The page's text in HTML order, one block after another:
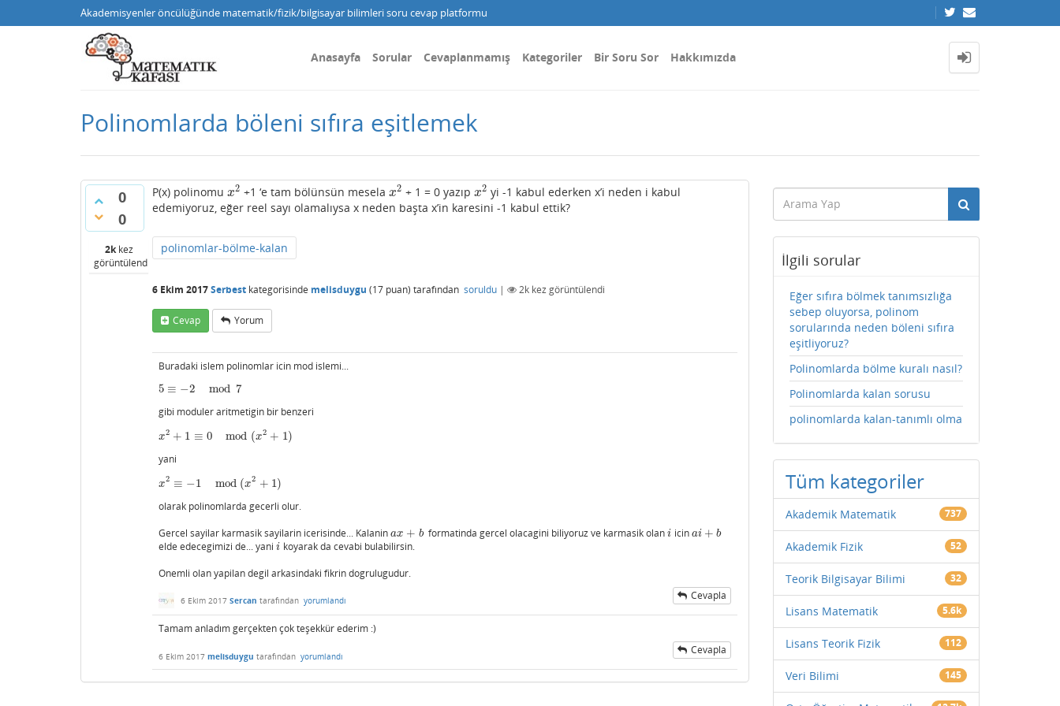
Akademisyenler öncülüğünde matematik/fizik/bilgisayar bilimleri soru cevap platformu
Anasayfa Sorular Cevaplanmamış Kategoriler Bir Soru Sor Hakkımızda
Polinomlarda böleni sıfıra eşitlemek
0
0
2kkez
görüntülendi
P(x) polinomu x2
x2 +1 ‘e tam bölünsün mesela x2
x2 + 1 = 0 yazıp x2
x2 yi -1 kabul ederken x’i neden i kabul
edemiyoruz, eğer reel sayı olamalıysa x neden başta x’in karesini -1 kabul ettik?
polinomlar-bölme-kalan
6 Ekim 2017Serbest kategorisinde melisduygu (17 puan) tarafından soruldu | 2k kez görüntülendi
Cevap Yorum
Buradaki islem polinomlar icin mod islemi...
5 ≡ −2 mod 7
5≡−2 mod7
gibi moduler aritmetigin bir benzeri
x2 + 1 ≡ 0 mod (x2 + 1)
x 2+1≡ mod(x2 +1)
yani
x2 ≡ −1 mod (x2 + 1)
x2≡− mod(x 2+1)
olarak polinomlarda gecerli olur.
Gercel sayilar karmasik sayilarin icerisinde... Kalanin ax + b
ax+ b formatinda gercel olacagini biliyoruz ve karmasik olan i
i icin ai + b
ai+ b
elde edecegimizi de... yani i
i koyarak da cevabi bulabilirsin.
Onemli olan yapilan degil arkasindaki fikrin dogrulugudur.
6 Ekim 2017 Sercan tarafından yorumlandı Cevapla
Tamam anladım gerçekten çok teşekkür ederim :)
6 Ekim 2017 melisduygu tarafından yorumlandı Cevapla
İlgili sorular
Eğer sıfıra bölmek tanımsızlığa
sebep oluyorsa, polinom
sorularında neden böleni sıfıra
eşitliyoruz?
Polinomlarda bölme kuralı nasıl?
Polinomlarda kalan sorusu
polinomlarda kalan-tanımlı olma
Tüm kategoriler
Akademik Matematik 737
Akademik Fizik 52
Teorik Bilgisayar Bilimi 32
Lisans Matematik 5.6k
Lisans Teorik Fizik 112
Veri Bilimi 145